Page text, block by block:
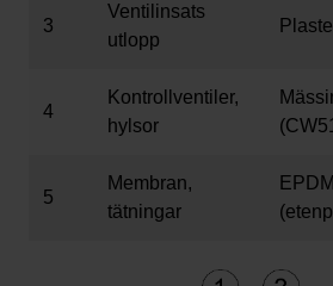
3
Ventilinsats
utlopp
4
Kontrollventiler,
hylsor
5
Membran,
tätningar
EPDM